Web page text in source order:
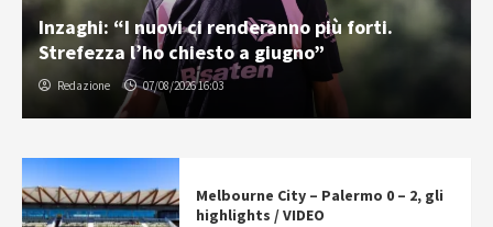
Inzaghi: “I nuovi ci renderanno più forti.
Strefezza l’ho chiesto a giugno”
Redazione 07/08/2026 16:03
Melbourne City – Palermo 0 – 2, gli
highlights / VIDEO